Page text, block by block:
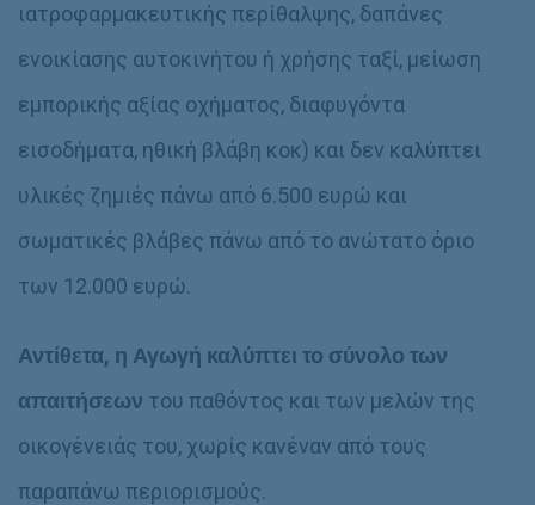
ιατροφαρμακευτικής περίθαλψης, δαπάνες
ενοικίασης αυτοκινήτου ή χρήσης ταξί, μείωση
εμπορικής αξίας οχήματος, διαφυγόντα
εισοδήματα, ηθική βλάβη κοκ) και δεν καλύπτει
υλικές ζημιές πάνω από 6.500 ευρώ και
σωματικές βλάβες πάνω από το ανώτατο όριο
των 12.000 ευρώ.
Αντίθετα, η Αγωγή καλύπτει το σύνολο των
απαιτήσεων του παθόντος και των μελών της
οικογένειάς του, χωρίς κανέναν από τους
παραπάνω περιορισμούς.